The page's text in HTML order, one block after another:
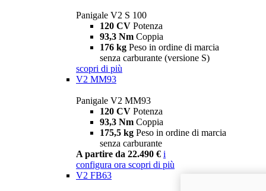
Panigale V2 S 100
120 CV Potenza
93,3 Nm Coppia
176 kg Peso in ordine di marcia
senza carburante (versione S)
scopri di più
V2 MM93
Panigale V2 MM93
120 CV Potenza
93,3 Nm Coppia
175,5 kg Peso in ordine di marcia
senza carburante
A partire da 22.490 € i
configura ora scopri di più
V2 FB63